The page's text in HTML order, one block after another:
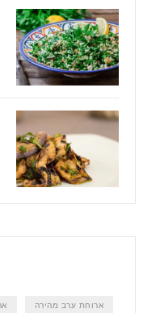
ארוחת ערב מהירה